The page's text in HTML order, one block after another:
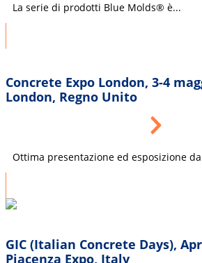
La serie di prodotti Blue Molds® è...
Concrete Expo London, 3-4
London, Regno Unito
Ottima presentazione ed esposizione
GIC (Italian Concrete Days),
Piacenza Expo, Italy